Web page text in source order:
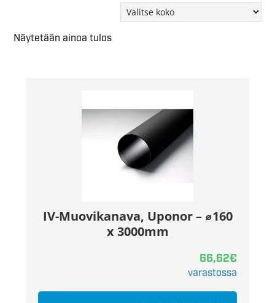
Näytetään ainoa tulos
IV-Muovikanava, Uponor – ⌀160
x 3000mm
66,62€
varastossa